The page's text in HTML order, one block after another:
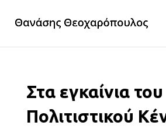
Στα εγκαίνια του
Πολιτιστικού